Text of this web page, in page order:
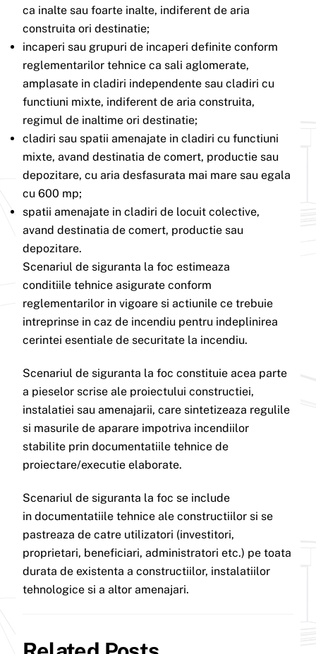
ca inalte sau foarte inalte, indiferent de aria
construita ori destinatie;
incaperi sau grupuri de incaperi definite conform
reglementarilor tehnice ca sali aglomerate,
amplasate in cladiri independente sau cladiri cu
functiuni mixte, indiferent de aria construita,
regimul de inaltime ori destinatie;
cladiri sau spatii amenajate in cladiri cu functiuni
mixte, avand destinatia de comert, productie sau
depozitare, cu aria desfasurata mai mare sau egala
cu 600 mp;
spatii amenajate in cladiri de locuit colective,
avand destinatia de comert, productie sau
depozitare.
Scenariul de siguranta la foc estimeaza
conditiile tehnice asigurate conform
reglementarilor in vigoare si actiunile ce trebuie
intreprinse in caz de incendiu pentru indeplinirea
cerintei esentiale de securitate la incendiu.
Scenariul de siguranta la foc constituie acea parte
a pieselor scrise ale proiectului constructiei,
instalatiei sau amenajarii, care sintetizeaza regulile
si masurile de aparare impotriva incendiilor
stabilite prin documentatiile tehnice de
proiectare/executie elaborate.
Scenariul de siguranta la foc se include
in documentatiile tehnice ale constructiilor si se
pastreaza de catre utilizatori (investitori,
proprietari, beneficiari, administratori etc.) pe toata
durata de existenta a constructiilor, instalatiilor
tehnologice si a altor amenajari.